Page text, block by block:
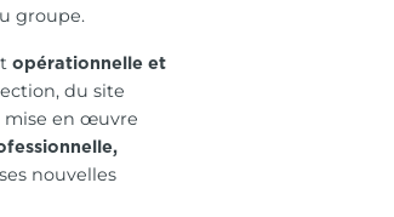
groupe.
opérationnelle et
du site
mise en œuvre
nouvelles